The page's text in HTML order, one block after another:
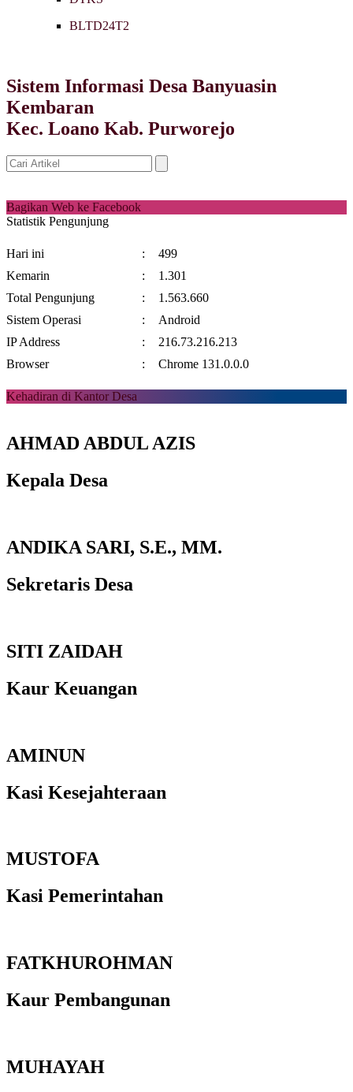
BLTD24T2
Sistem Informasi Desa Banyuasin
Kembaran
Kec. Loano Kab. Purworejo
Bagikan Web ke Facebook
Statistik Pengunjung
Hari ini :
499
Kemarin
:
1.301
Total Pengunjung
:
1.563.660
Sistem Operasi
:
Android
IP Address
:
216.73.216.213
Browser
: Chrome 131.0.0.0
Kehadiran di Kantor Desa
AHMAD ABDUL AZIS
Kepala Desa
ANDIKA SARI, S.E., MM.
Sekretaris Desa
SITI ZAIDAH
Kaur Keuangan
AMINUN
Kasi Kesejahteraan
MUSTOFA
Kasi Pemerintahan
FATKHUROHMAN
Kaur Pembangunan
MUHAYAH